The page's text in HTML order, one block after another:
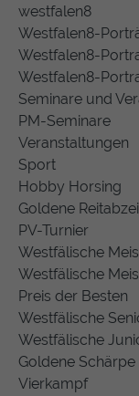
westfalen8
Westfalen8-
Westfalen8-
Westfalen8-
Seminare und
PM-Seminare
Veranstaltungen
Sport
Hobby Horsing
Goldene
PV-Turnier
Westfälische
Westfälische
Preis der Besten
Westfälische
Westfälische
Goldene
Vierkampf